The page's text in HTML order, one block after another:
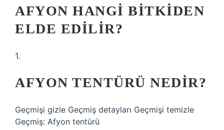
AFYON HANGI BITKIDEN
ELDE EDILIR?
1.
AFYON TENTÜRÜ NEDIR?
Geçmişi gizle Geçmiş detayları Geçmişi temizle
Geçmiş: Afyon tentürü